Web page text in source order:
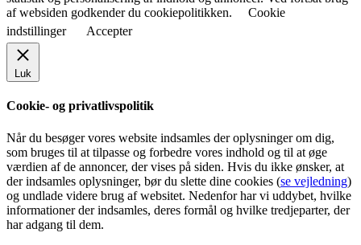
af websiden godkender du cookiepolitikken.
Cookie
indstillinger
Accepter
Luk
Cookie- og privatlivspolitik
Når du besøger vores website indsamles der oplysninger om dig,
som bruges til at tilpasse og forbedre vores indhold og til at øge
værdien af de annoncer, der vises på siden. Hvis du ikke ønsker, at
der indsamles oplysninger, bør du slette dine cookies (se vejledning)
og undlade videre brug af websitet. Nedenfor har vi uddybet, hvilke
informationer der indsamles, deres formål og hvilke tredjeparter, der
har adgang til dem.